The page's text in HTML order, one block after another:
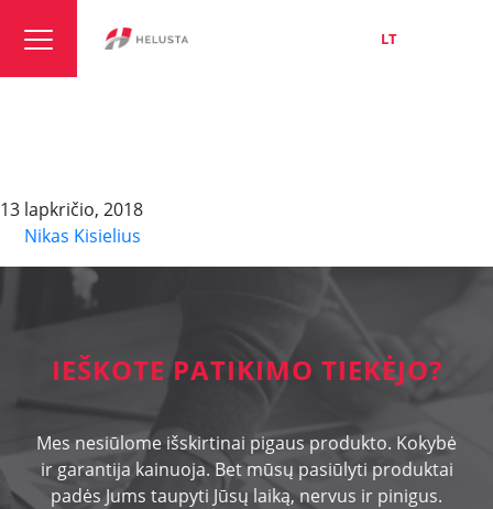
LT
13 lapkričio, 2018
Nikas Kisielius
IEŠKOTE PATIKIMO TIEKĖJO?
Mes nesiūlome išskirtinai pigaus produkto. Kokybė
ir garantija kainuoja. Bet mūsų pasiūlyti produktai
padės Jums taupyti Jūsų laiką, nervus ir pinigus.